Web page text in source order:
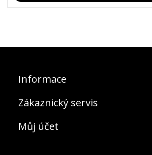
Informace
Zákaznický servis
Můj účet